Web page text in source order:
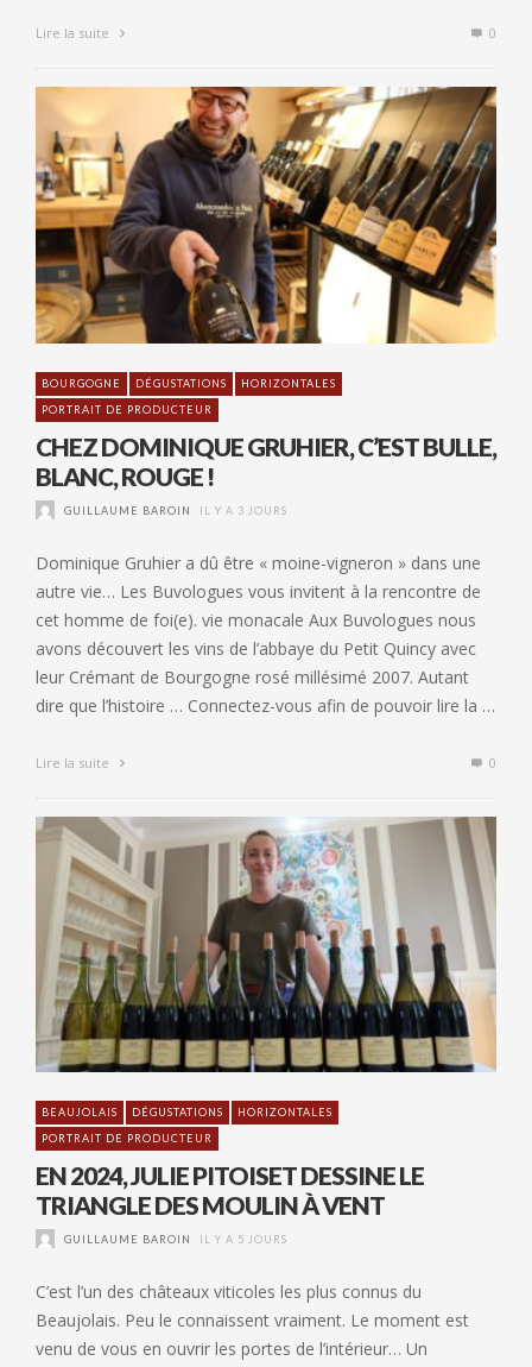
Lire la suite 0
BOURGOGNE DÉGUSTATIONS
HORIZONTALES
PORTRAIT DE PRODUCTEUR
CHEZ DOMINIQUE GRUHIER, C’EST BULLE,
BLANC, ROUGE !
GUILLAUME BAROIN IL Y A 3 JOURS
Dominique Gruhier a dû être « moine-vigneron » dans une
autre vie… Les Buvologues vous invitent à la rencontre de
cet homme de foi(e). vie monacale Aux Buvologues nous
avons découvert les vins de l’abbaye du Petit Quincy avec
leur Crémant de Bourgogne rosé millésimé 2007. Autant
dire que l’histoire … Connectez-vous afin de pouvoir lire la …
Lire la suite 0
BEAUJOLAIS DÉGUSTATIONS
HORIZONTALES
PORTRAIT DE PRODUCTEUR
EN 2024, JULIE PITOISET DESSINE LE
TRIANGLE DES MOULIN À VENT
GUILLAUME BAROIN IL Y A 5 JOURS
C’est l’un des châteaux viticoles les plus connus du
Beaujolais. Peu le connaissent vraiment. Le moment est
venu de vous en ouvrir les portes de l’intérieur… Un